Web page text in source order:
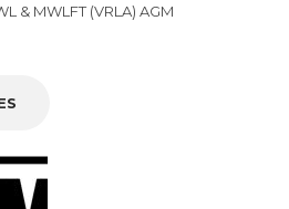
& MWLFT (VRLA) AGM